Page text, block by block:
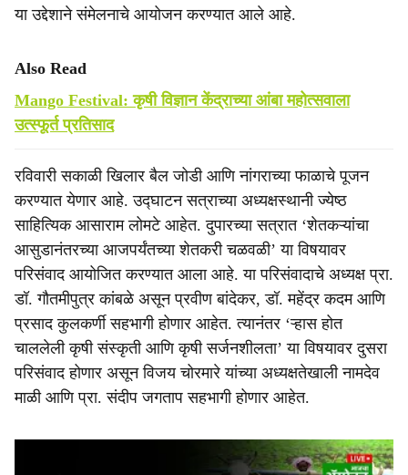
या उद्देशाने संमेलनाचे आयोजन करण्यात आले आहे.
Also Read
Mango Festival: कृषी विज्ञान केंद्राच्या आंबा महोत्सवाला
उत्स्फूर्त प्रतिसाद
रविवारी सकाळी खिलार बैल जोडी आणि नांगराच्या फाळाचे पूजन
करण्यात येणार आहे. उद्‍घाटन सत्राच्या अध्यक्षस्थानी ज्येष्ठ
साहित्यिक आसाराम लोमटे आहेत. दुपारच्या सत्रात ‘शेतकऱ्यांचा
आसुडानंतरच्या आजपर्यंतच्या शेतकरी चळवळी’ या विषयावर
परिसंवाद आयोजित करण्यात आला आहे. या परिसंवादाचे अध्यक्ष प्रा.
डॉ. गौतमीपुत्र कांबळे असून प्रवीण बांदेकर, डॉ. महेंद्र कदम आणि
प्रसाद कुलकर्णी सहभागी होणार आहेत. त्यानंतर ‘ऱ्हास होत
चाललेली कृषी संस्कृती आणि कृषी सर्जनशीलता’ या विषयावर दुसरा
परिसंवाद होणार असून विजय चोरमारे यांच्या अध्यक्षतेखाली नामदेव
माळी आणि प्रा. संदीप जगताप सहभागी होणार आहेत.